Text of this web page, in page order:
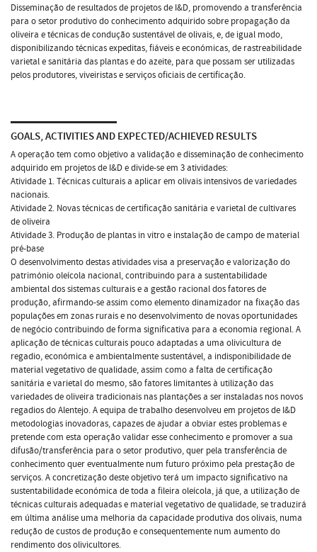
Disseminação de resultados de projetos de I&D, promovendo a transferência
para o setor produtivo do conhecimento adquirido sobre propagação da
oliveira e técnicas de condução sustentável de olivais, e, de igual modo,
disponibilizando técnicas expeditas, fiáveis e económicas, de rastreabilidade
varietal e sanitária das plantas e do azeite, para que possam ser utilizadas
pelos produtores, viveiristas e serviços oficiais de certificação.
GOALS, ACTIVITIES AND EXPECTED/ACHIEVED RESULTS
A operação tem como objetivo a validação e disseminação de conhecimento
adquirido em projetos de I&D e divide-se em 3 atividades:
Atividade 1. Técnicas culturais a aplicar em olivais intensivos de variedades
nacionais.
Atividade 2. Novas técnicas de certificação sanitária e varietal de cultivares
de oliveira
Atividade 3. Produção de plantas in vitro e instalação de campo de material
pré-base
O desenvolvimento destas atividades visa a preservação e valorização do
património oleícola nacional, contribuindo para a sustentabilidade
ambiental dos sistemas culturais e a gestão racional dos fatores de
produção, afirmando-se assim como elemento dinamizador na fixação das
populações em zonas rurais e no desenvolvimento de novas oportunidades
de negócio contribuindo de forma significativa para a economia regional. A
aplicação de técnicas culturais pouco adaptadas a uma olivicultura de
regadio, económica e ambientalmente sustentável, a indisponibilidade de
material vegetativo de qualidade, assim como a falta de certificação
sanitária e varietal do mesmo, são fatores limitantes à utilização das
variedades de oliveira tradicionais nas plantações a ser instaladas nos novos
regadios do Alentejo. A equipa de trabalho desenvolveu em projetos de I&D
metodologias inovadoras, capazes de ajudar a obviar estes problemas e
pretende com esta operação validar esse conhecimento e promover a sua
difusão/transferência para o setor produtivo, quer pela transferência de
conhecimento quer eventualmente num futuro próximo pela prestação de
serviços. A concretização deste objetivo terá um impacto significativo na
sustentabilidade económica de toda a fileira oleícola, já que, a utilização de
técnicas culturais adequadas e material vegetativo de qualidade, se traduzirá
em última análise uma melhoria da capacidade produtiva dos olivais, numa
redução de custos de produção e consequentemente num aumento do
rendimento dos olivicultores.